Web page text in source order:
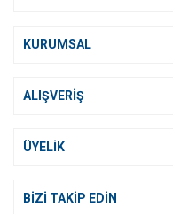
KURUMSAL
ALIŞVERİŞ
ÜYELİK
BİZİ TAKİP EDİN